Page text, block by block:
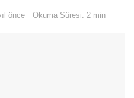
önce Okuma Süresi: 2 min